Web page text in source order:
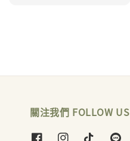
關注我們 FOLLOW US